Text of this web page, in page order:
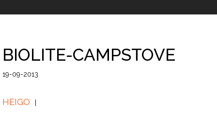
BIOLITE-CAMPSTOVE
19-09-2013
HEIGO